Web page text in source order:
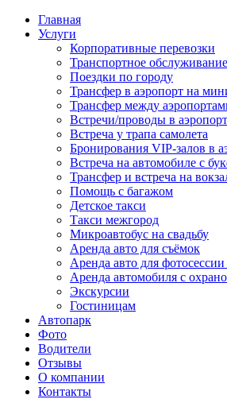
Главная
Услуги
Корпоративные перевозки
Транспортное
Поездки по городу
Трансфер в аэропорт на
Трансфер между
Встречи/проводы в аэропорт
Встреча у трапа самолета
Бронирования VIP-залов в
Встреча на автомобиле с
Трансфер и встреча на
Помощь с багажом
Детское такси
Такси межгород
Микроавтобус на свадьбу
Аренда авто для съёмок
Аренда авто для
Аренда автомобиля с
Экскурсии
Гостиницам
Автопарк
Фото
Водители
Отзывы
О компании
Контакты